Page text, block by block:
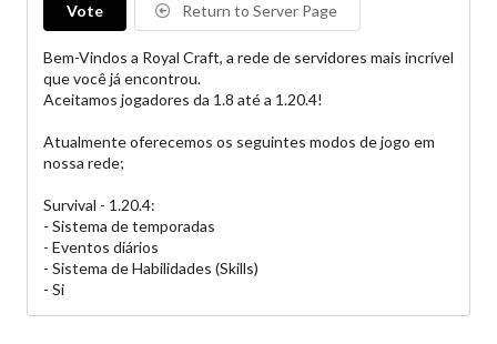
Vote Return to Server Page
Bem-Vindos a Royal Craft, a rede de servidores mais incrível
que você já encontrou.
Aceitamos jogadores da 1.8 até a 1.20.4!
Atualmente oferecemos os seguintes modos de jogo em
nossa rede;
Survival - 1.20.4:
- Sistema de temporadas
- Eventos diários
- Sistema de Habilidades (Skills)
- Si